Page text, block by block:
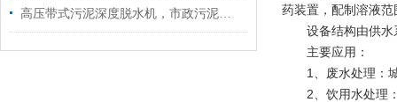
高压带式污泥深度脱水机，市政污泥脱水更高效
药装置，配制溶液
设备结构由供水系
主要应用：
1、废水处理：城
2、饮用水处理：